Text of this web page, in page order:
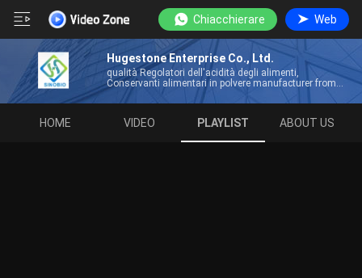
Chiacchierare Web
Hugestone Enterprise Co., Ltd.
qualità Regolatori dell'acidità degli alimenti,
Conservanti alimentari in polvere manufacturer from
HOME VIDEO PLAYLIST ABOUT US